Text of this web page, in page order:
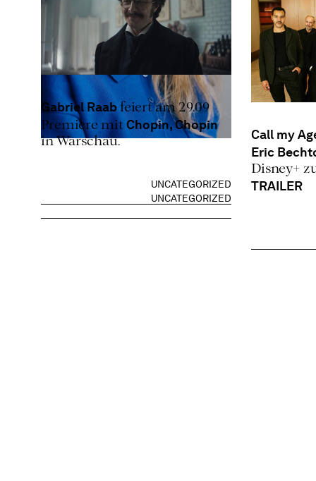
UNCATEGORIZED
Gabriel Raab feiert am 29.09
Premiere mit Chopin, Chopin
in Warschau.
UNCATEGORIZED
Call my
Eric
Disney+
TRAILER